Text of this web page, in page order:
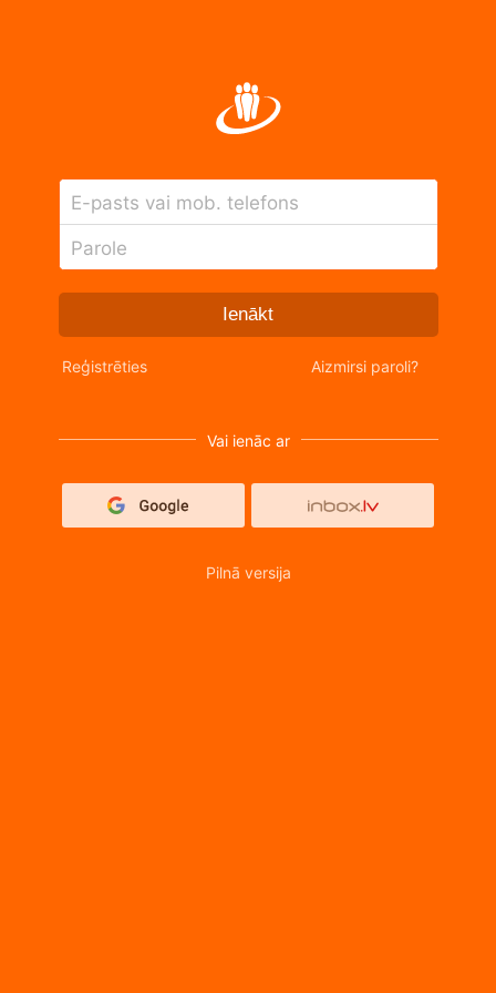
E-pasts vai mob. telefons
Parole
Ienākt
Reģistrēties Aizmirsi paroli?
Vai ienāc ar
Pilnā versija